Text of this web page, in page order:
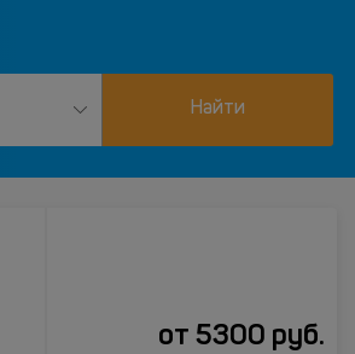
Найти
от 5300 руб.